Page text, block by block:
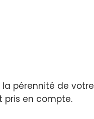
pérennité de
pris en compte.